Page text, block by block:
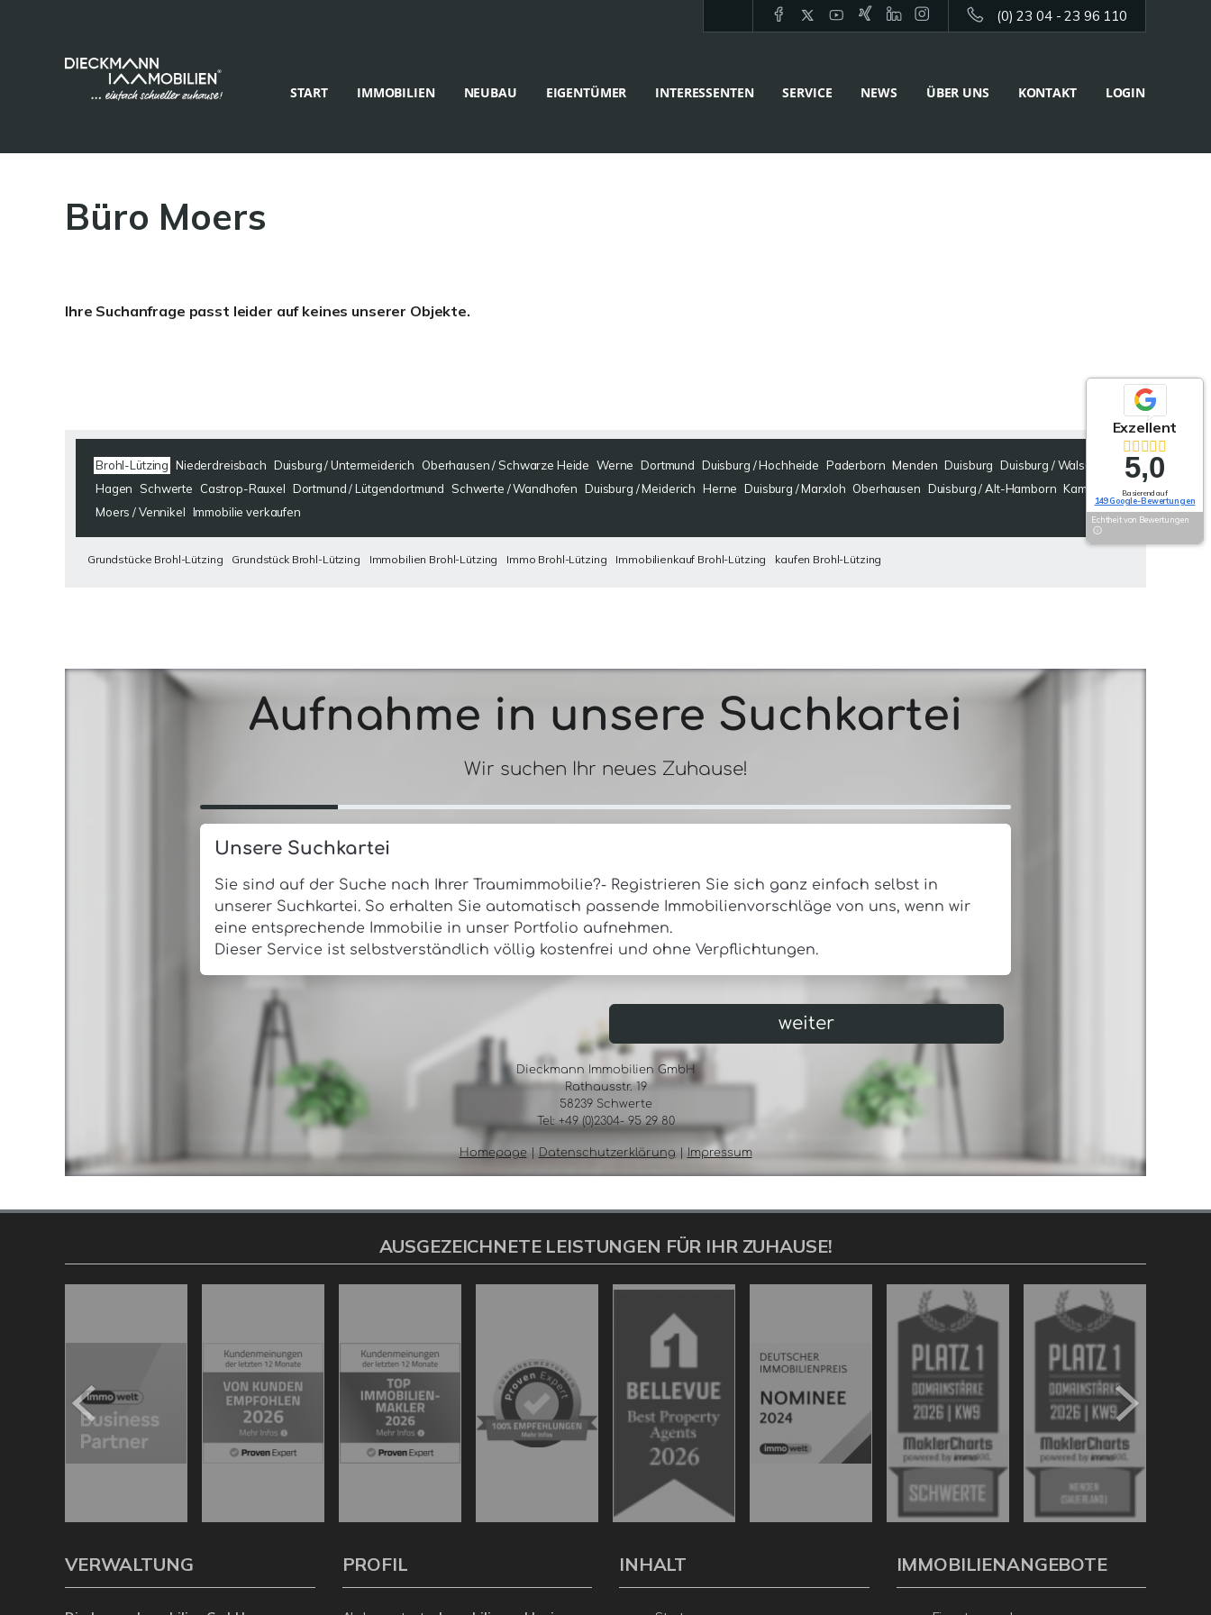
(0) 23 04 - 23 96 110
START IMMOBILIEN NEUBAU EIGENTÜMER INTERESSENTEN SERVICE NEWS ÜBER UNS KONTAKT LOGIN
Büro Moers
Ihre Suchanfrage passt leider auf keines unserer Objekte.
Brohl-Lützing Niederdreisbach Duisburg / Untermeiderich Oberhausen / Schwarze Heide Werne Dortmund Duisburg / Hochheide Paderborn Menden Duisburg Duisburg / Walsum
Hagen
Schwerte Castrop-Rauxel Dortmund / Lütgendortmund Schwerte / Wandhofen Duisburg / Meiderich Herne Duisburg / Marxloh Oberhausen Duisburg / Alt-Hamborn Kamen
Moers / Vennikel Immobilie verkaufen
Grundstücke Brohl-Lützing Grundstück Brohl-Lützing Immobilien Brohl-Lützing Immo Brohl-Lützing Immobilienkauf Brohl-Lützing kaufen Brohl-Lützing
Exzellent
5,0
Basierend auf
149 Google-Bewertungen
Echtheit von Bewertungen
AUSGEZEICHNETE LEISTUNGEN FÜR IHR ZUHAUSE!
VERWALTUNG PROFIL INHALT IMMOBILIENANGEBOTE